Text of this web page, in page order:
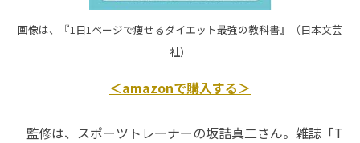
画像は、『1日1ページで痩せるダイエット最強の教科書』（日本文芸
社）
＜amazonで購入する＞
監修は、スポーツトレーナーの坂詰真二さん。雑誌「T